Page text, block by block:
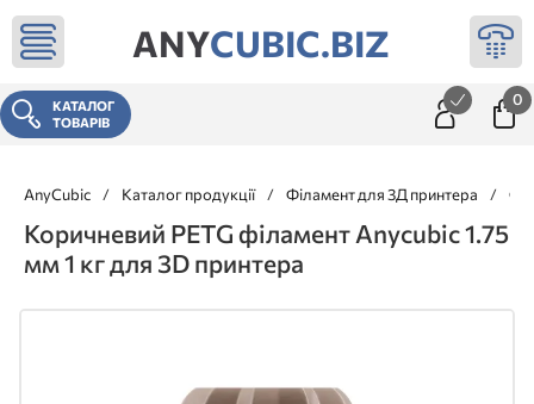
ANYCUBIC.BIZ
КАТАЛОГ
ТОВАРІВ
0
AnyCubic / Каталог продукції / Філамент для 3Д принтера /
Коричневий PETG філамент Anycubic 1.75
мм 1 кг для 3D принтера